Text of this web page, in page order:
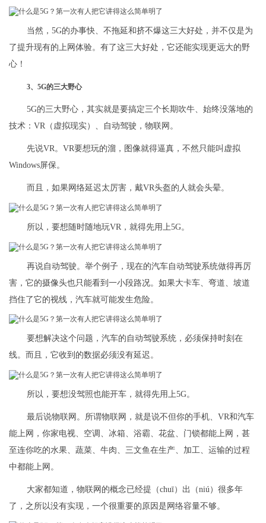
当然，5G的办事快、不拖延和挤不爆这三大好处，并不仅是为
了提升现有的上网体验。有了这三大好处，它还能实现更远大的野
心！
3、5G的三大野心
5G的三大野心，其实就是要搞定三个长期吹牛、始终没落地的
技术：VR（虚拟现实）、自动驾驶，物联网。
先说VR。VR要想玩的溜，图像就得逼真，不然只能叫虚拟
Windows屏保。
而且，如果网络延迟太厉害，戴VR头盔的人就会头晕。
所以，要想随时随地玩VR，就得先用上5G。
再说自动驾驶。举个例子，现在的汽车自动驾驶系统做得再厉
害，它的摄像头也只能看到一小段路况。如果大卡车、弯道、坡道
挡住了它的视线，汽车就可能发生危险。
要想解决这个问题，汽车的自动驾驶系统，必须保持时刻在
线。而且，它收到的数据必须没有延迟。
所以，要想没驾照也能开车，就得先用上5G。
最后说物联网。所谓物联网，就是说不但你的手机、VR和汽车
能上网，你家电视、空调、冰箱、浴霸、花盆、门锁都能上网，甚
至连你吃的水果、蔬菜、牛肉、三文鱼在生产、加工、运输的过程
中都能上网。
大家都知道，物联网的概念已经提（chuī）出（niú）很多年
了，之所以没有实现，一个很重要的原因是网络容量不够。